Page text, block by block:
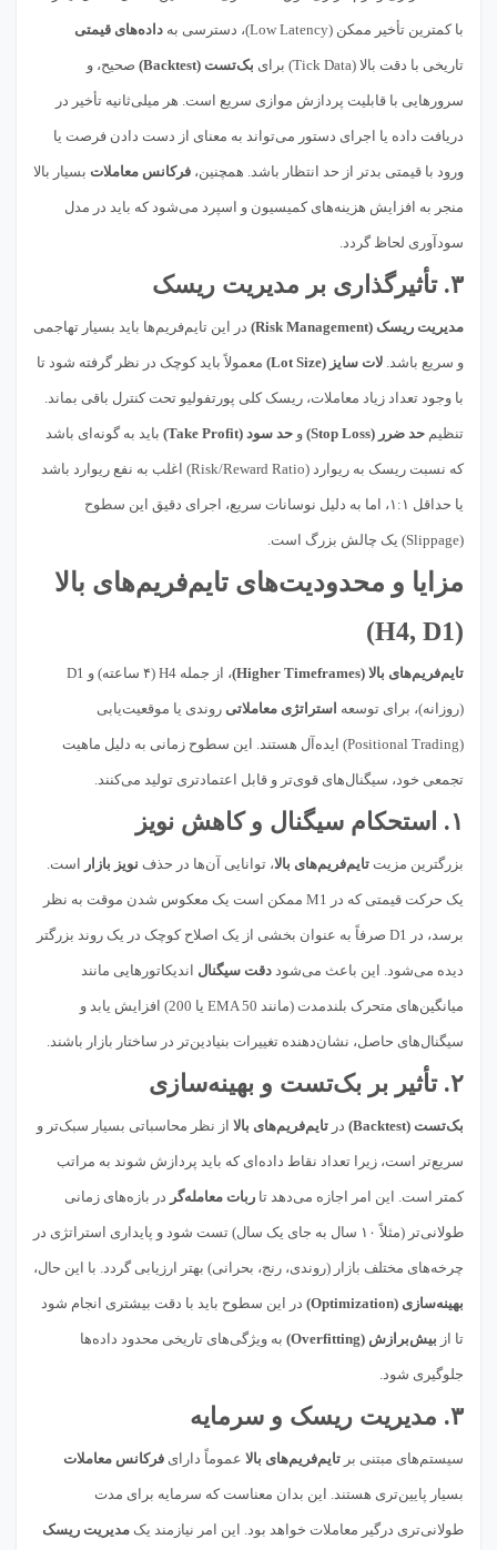
با کمترین تأخیر ممکن (Low Latency)، دسترسی به داده‌های قیمتی
تاریخی با دقت بالا (Tick Data) برای بک‌تست (Backtest) صحیح، و
سرورهایی با قابلیت پردازش موازی سریع است. هر میلی‌ثانیه تأخیر در
دریافت داده یا اجرای دستور می‌تواند به معنای از دست دادن فرصت یا
ورود با قیمتی بدتر از حد انتظار باشد. همچنین، فرکانس معاملات بسیار بالا
منجر به افزایش هزینه‌های کمیسیون و اسپرد می‌شود که باید در مدل
سودآوری لحاظ گردد.
۳. تأثیرگذاری بر مدیریت ریسک
مدیریت ریسک (Risk Management) در این تایم‌فریم‌ها باید بسیار تهاجمی
و سریع باشد. لات سایز (Lot Size) معمولاً باید کوچک در نظر گرفته شود تا
با وجود تعداد زیاد معاملات، ریسک کلی پورتفولیو تحت کنترل باقی بماند.
تنظیم حد ضرر (Stop Loss) و حد سود (Take Profit) باید به گونه‌ای باشد
که نسبت ریسک به ریوارد (Risk/Reward Ratio) اغلب به نفع ریوارد باشد
یا حداقل ۱:۱، اما به دلیل نوسانات سریع، اجرای دقیق این سطوح
(Slippage) یک چالش بزرگ است.
مزایا و محدودیت‌های تایم‌فریم‌های بالا
(H4, D1)
تایم‌فریم‌های بالا (Higher Timeframes) ، از جمله H4 (۴ ساعته) و D1
(روزانه)، برای توسعه استراتژی معاملاتی روندی یا موقعیت‌یابی
(Positional Trading) ایده‌آل هستند. این سطوح زمانی به دلیل ماهیت
تجمعی خود، سیگنال‌های قوی‌تر و قابل اعتمادتری تولید می‌کنند.
۱. استحکام سیگنال و کاهش نویز
بزرگترین مزیت تایم‌فریم‌های بالا، توانایی آن‌ها در حذف نویز بازار است.
یک حرکت قیمتی که در M1 ممکن است یک معکوس شدن موقت به نظر
برسد، در D1 صرفاً به عنوان بخشی از یک اصلاح کوچک در یک روند بزرگتر
دیده می‌شود. این باعث می‌شود دقت سیگنال اندیکاتورهایی مانند
میانگین‌های متحرک بلندمدت (مانند EMA 50 یا 200) افزایش یابد و
سیگنال‌های حاصل، نشان‌دهنده تغییرات بنیادین‌تر در ساختار بازار باشند.
۲. تأثیر بر بک‌تست و بهینه‌سازی
بک‌تست (Backtest) در تایم‌فریم‌های بالا از نظر محاسباتی بسیار سبک‌تر و
سریع‌تر است، زیرا تعداد نقاط داده‌ای که باید پردازش شوند به مراتب
کمتر است. این امر اجازه می‌دهد تا ربات معامله‌گر در بازه‌های زمانی
طولانی‌تر (مثلاً ۱۰ سال به جای یک سال) تست شود و پایداری استراتژی در
چرخه‌های مختلف بازار (روندی، رنج، بحرانی) بهتر ارزیابی گردد. با این حال،
بهینه‌سازی (Optimization) در این سطوح باید با دقت بیشتری انجام شود
تا از بیش‌برازش (Overfitting) به ویژگی‌های تاریخی محدود داده‌ها
جلوگیری شود.
۳. مدیریت ریسک و سرمایه
سیستم‌های مبتنی بر تایم‌فریم‌های بالا عموماً دارای فرکانس معاملات
بسیار پایین‌تری هستند. این بدان معناست که سرمایه برای مدت
طولانی‌تری درگیر معاملات خواهد بود. این امر نیازمند یک مدیریت ریسک